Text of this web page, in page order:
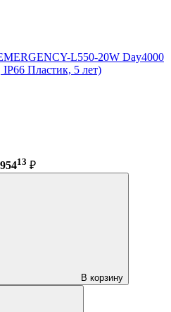
L550-20W Day4000
Пластик, 5 лет)
13 ₽
В корзину